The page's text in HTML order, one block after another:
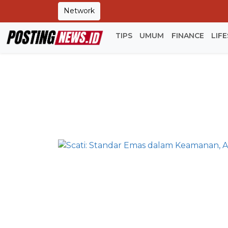
Network
TIPS UMUM FINANCE